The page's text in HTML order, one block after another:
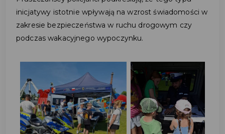
inicjatywy istotnie wpływają na wzrost świadomości w
zakresie bezpieczeństwa w ruchu drogowym czy
podczas wakacyjnego wypoczynku.